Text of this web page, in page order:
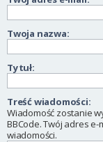
Twoja nazwa:
Tytuł:
Treść wiadomości:
Wiadomość zostanie
BBCode. Twój adres
wiadomości.